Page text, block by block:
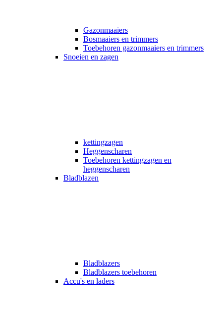
Gazonmaaiers
Bosmaaiers en trimmers
Toebehoren gazonmaaiers en trimmers
Snoeien en zagen
kettingzagen
Heggenscharen
Toebehoren kettingzagen en
heggenscharen
Bladblazen
Bladblazers
Bladblazers toebehoren
Accu's en laders